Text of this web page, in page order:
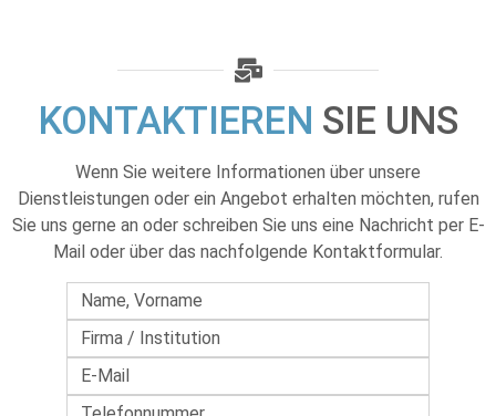
KONTAKTIEREN SIE UNS
Wenn Sie weitere Informationen über unsere
Dienstleistungen oder ein Angebot erhalten möchten, rufen
Sie uns gerne an oder schreiben Sie uns eine Nachricht per E-
Mail oder über das nachfolgende Kontaktformular.